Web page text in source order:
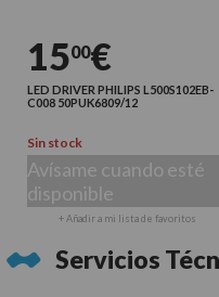
1500€
LED DRIVER PHILIPS L500S102EB-
C008 50PUK6809/12
Sin stock
Avísame cuando esté
disponible
+ Añadir a mi lista de favoritos
Servicios